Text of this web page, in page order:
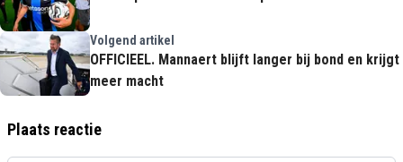
Volgend artikel
OFFICIEEL. Mannaert blijft langer bij bond en krijgt
meer macht
Plaats reactie